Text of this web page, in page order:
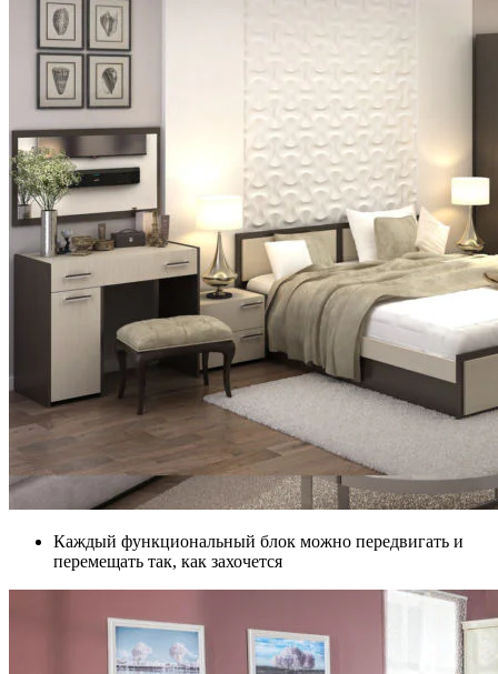
Каждый функциональный блок можно передвигать и
перемещать так, как захочется